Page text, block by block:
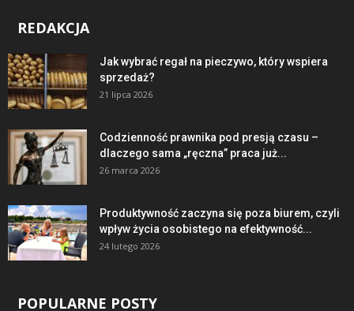
REDAKCJA
Jak wybrać regał na pieczywo, który wspiera
sprzedaż?
21 lipca 2026
Codzienność prawnika pod presją czasu –
dlaczego sama „ręczna” praca już...
26 marca 2026
Produktywność zaczyna się poza biurem, czyli
wpływ życia osobistego na efektywność...
24 lutego 2026
POPULARNE POSTY